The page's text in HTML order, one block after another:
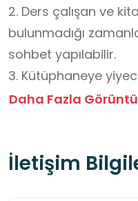
2. Ders çalışan ve
bulunmadığı
sohbet yapılabilir.
3. Kütüphaneye
4. Kütüphane
Daha Fazla
İletişim